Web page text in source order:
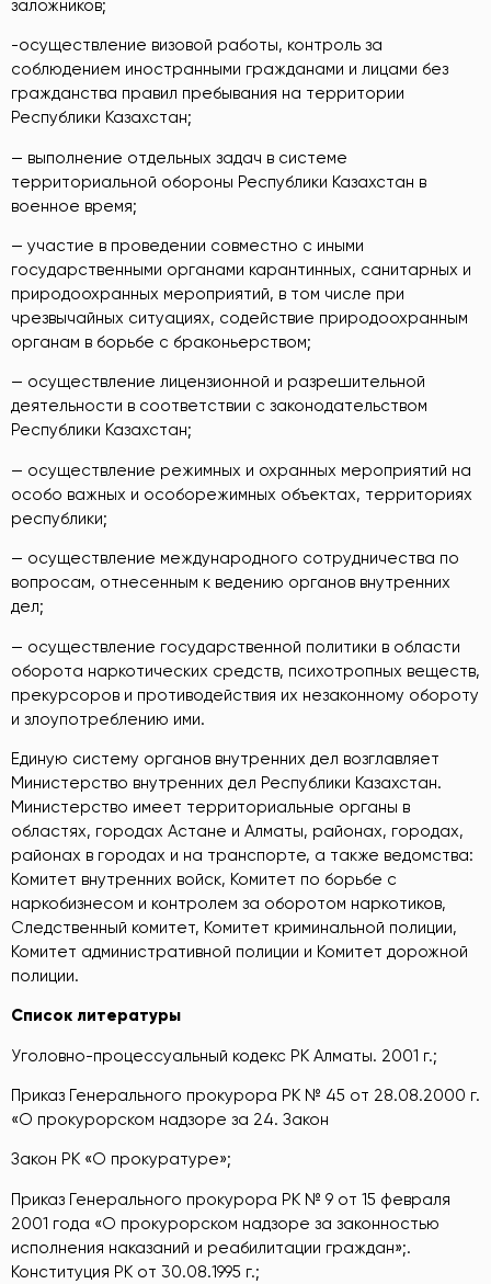
заложников;
-осуществление визовой работы, контроль за
соблюдением иностранными гражданами и лицами без
гражданства правил пребывания на территории
Республики Казахстан;
— выполнение отдельных задач в системе
территориальной обороны Республики Казахстан в
военное время;
— участие в проведении совместно с иными
государственными органами карантинных, санитарных и
природоохранных мероприятий, в том числе при
чрезвычайных ситуациях, содействие природоохранным
органам в борьбе с браконьерством;
— осуществление лицензионной и разрешительной
деятельности в соответствии с законодательством
Республики Казахстан;
— осуществление режимных и охранных мероприятий на
особо важных и особорежимных объектах, территориях
республики;
— осуществление международного сотрудничества по
вопросам, отнесенным к ведению органов внутренних
дел;
— осуществление государственной политики в области
оборота наркотических средств, психотропных веществ,
прекурсоров и противодействия их незаконному обороту
и злоупотреблению ими.
Единую систему органов внутренних дел возглавляет
Министерство внутренних дел Республики Казахстан.
Министерство имеет территориальные органы в
областях, городах Астане и Алматы, районах, городах,
районах в городах и на транспорте, а также ведомства:
Комитет внутренних войск, Комитет по борьбе с
наркобизнесом и контролем за оборотом наркотиков,
Следственный комитет, Комитет криминальной полиции,
Комитет административной полиции и Комитет дорожной
полиции.
Список литературы
Уголовно-процессуальный кодекс РК Алматы. 2001 г.;
Приказ Генерального прокурора РК № 45 от 28.08.2000 г.
«О прокурорском надзоре за 24. Закон
Закон РК «О прокуратуре»;
Приказ Генерального прокурора РК № 9 от 15 февраля
2001 года «О прокурорском надзоре за законностью
исполнения наказаний и реабилитации граждан»;.
Конституция РК от 30.08.1995 г.;